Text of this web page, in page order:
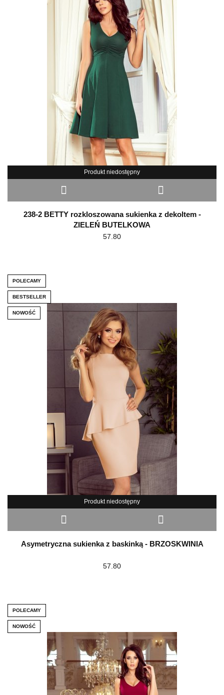
Produkt niedostępny
238-2 BETTY rozkloszowana sukienka z dekoltem -
ZIELEŃ BUTELKOWA
57.80
POLECAMY
BESTSELLER
NOWOŚĆ
Produkt niedostępny
Asymetryczna sukienka z baskinką - BRZOSKWINIA
57.80
POLECAMY
NOWOŚĆ